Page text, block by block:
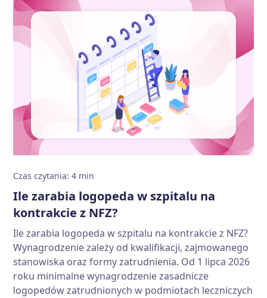
Czas czytania:4 min
Ile zarabia logopeda w szpitalu na
kontrakcie z NFZ?
Ile zarabia logopeda w szpitalu na kontrakcie z NFZ?
Wynagrodzenie zależy od kwalifikacji, zajmowanego
stanowiska oraz formy zatrudnienia. Od 1 lipca 2026
roku minimalne wynagrodzenie zasadnicze
logopedów zatrudnionych w podmiotach leczniczych